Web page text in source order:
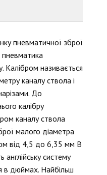
пневматичної зброї
Калібром називається
каналу ствола і
До
калібру
каналу ствола
малого діаметра
від 4,5 до 6,35 мм В
систему
в дюймах. Найбільш